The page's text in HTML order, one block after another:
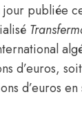
publiée
d’euros,
d’euros